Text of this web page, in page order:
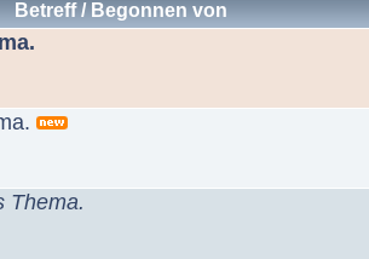
Betreff/ Begonnen von
Thema.